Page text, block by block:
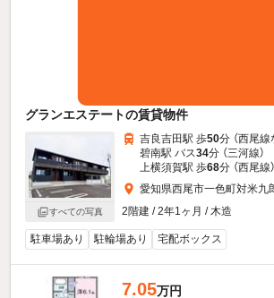
グランエステートの賃貸物件
すべての写真
吉良吉田駅 歩50分 （西尾線
碧南駅 バス34分 （三河線）
上横須賀駅 歩68分 （西尾線）
愛知県西尾市一色町対米九
2階建 / 2年1ヶ月 / 木造
駐車場あり 駐輪場あり 宅配ボックス
7.05万円